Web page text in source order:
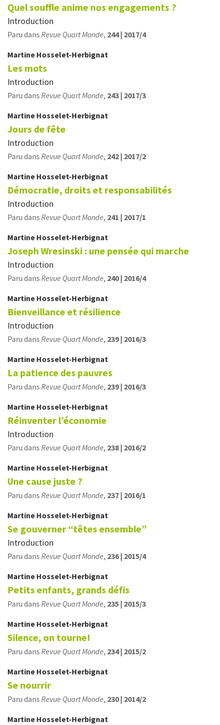
Quel souffle anime nos engagements ?
Introduction
Paru dans Revue Quart Monde, 244 | 2017/4
Martine Hosselet-Herbignat
Les mots
Introduction
Paru dans Revue Quart Monde, 243 | 2017/3
Martine Hosselet-Herbignat
Jours de fête
Introduction
Paru dans Revue Quart Monde, 242 | 2017/2
Martine Hosselet-Herbignat
Démocratie, droits et responsabilités
Introduction
Paru dans Revue Quart Monde, 241 | 2017/1
Martine Hosselet-Herbignat
Joseph Wresinski : une pensée qui marche
Introduction
Paru dans Revue Quart Monde, 240 | 2016/4
Martine Hosselet-Herbignat
Bienveillance et résilience
Introduction
Paru dans Revue Quart Monde, 239 | 2016/3
Martine Hosselet-Herbignat
La patience des pauvres
Paru dans Revue Quart Monde, 239 | 2016/3
Martine Hosselet-Herbignat
Réinventer l’économie
Introduction
Paru dans Revue Quart Monde, 238 | 2016/2
Martine Hosselet-Herbignat
Une cause juste ?
Paru dans Revue Quart Monde, 237 | 2016/1
Martine Hosselet-Herbignat
Se gouverner “têtes ensemble”
Introduction
Paru dans Revue Quart Monde, 236 | 2015/4
Martine Hosselet-Herbignat
Petits enfants, grands défis
Paru dans Revue Quart Monde, 235 | 2015/3
Martine Hosselet-Herbignat
Silence, on tourne!
Paru dans Revue Quart Monde, 234 | 2015/2
Martine Hosselet-Herbignat
Se nourrir
Paru dans Revue Quart Monde, 230 | 2014/2
Martine Hosselet-Herbignat